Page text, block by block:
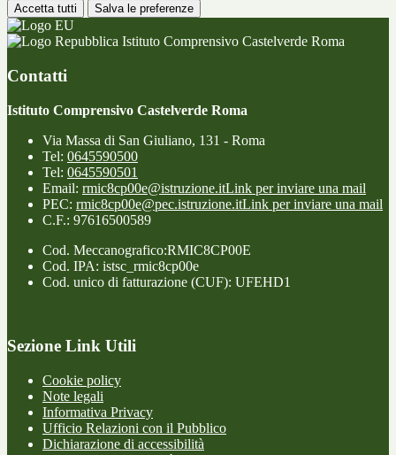
Accetta tutti Salva le preferenze
Istituto Comprensivo Castelverde Roma
Contatti
Istituto Comprensivo Castelverde Roma
Via Massa di San Giuliano, 131 - Roma
Tel: 0645590500
Tel: 0645590501
Email: rmic8cp00e@istruzione.itLink per inviare una mail
PEC: rmic8cp00e@pec.istruzione.itLink per inviare una mail
C.F.: 97616500589
Cod. Meccanografico:RMIC8CP00E
Cod. IPA: istsc_rmic8cp00e
Cod. unico di fatturazione (CUF): UFEHD1
Sezione Link Utili
Cookie policy
Note legali
Informativa Privacy
Ufficio Relazioni con il Pubblico
Dichiarazione di accessibilità